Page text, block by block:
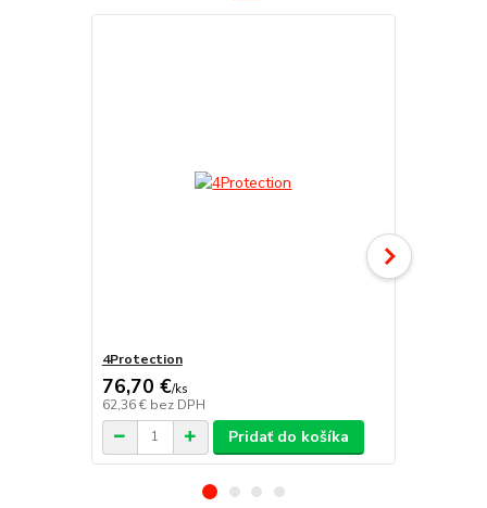
4Protection
76,70 €/ks
62,36 € bez DPH
Pridať do košíka